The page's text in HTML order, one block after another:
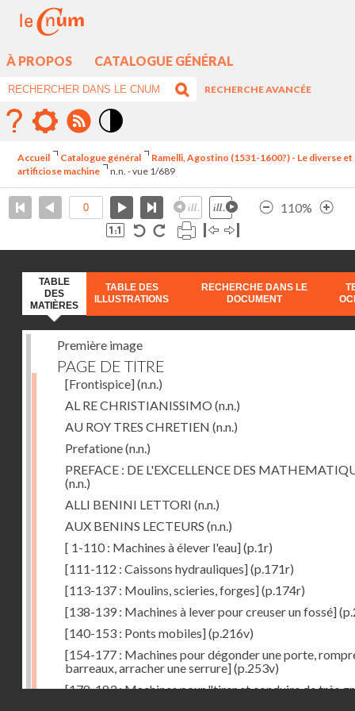
À PROPOS CATALOGUE GÉNÉRAL
RECHERCHE AVANCÉE
élévé
Accueil Catalogue général
Ramelli, Agostino (1531-1600?) - Le diverse et
artificiose machine
n.n. - vue 1/689
110%
TABLE
DES
MATIÈRES
TABLE DES
ILLUSTRATIONS
RECHERCHE DANS LE
DOCUMENT
Première image
PAGE DE TITRE
[Frontispice](n.n.)
AL RE CHRISTIANISSIMO (n.n.)
AU ROY TRES CHRETIEN (n.n.)
Prefatione(n.n.)
PREFACE : DE L'EXCELLENCE DES
(n.n.)
ALLI BENINI LETTORI (n.n.)
AUX BENINS LECTEURS (n.n.)
[ 1-110 : Machines à élever l'eau](p.1r)
[111-112 : Caissons hydrauliques](p.171r)
[113-137 : Moulins, scieries, forges](p.174r)
[138-139 : Machines à lever pour creuser un fossé]
[140-153 : Ponts mobiles](p.216v)
[154-177 : Machines pour dégonder une porte,
barreaux, arracher une serrure](p.253v)
[178-183 : Machines pour "tirer et conduire de très